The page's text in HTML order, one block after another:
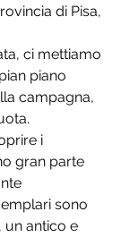
di Pisa,
ci mettiamo
piano
campagna,
i
gran parte
sono
un antico e